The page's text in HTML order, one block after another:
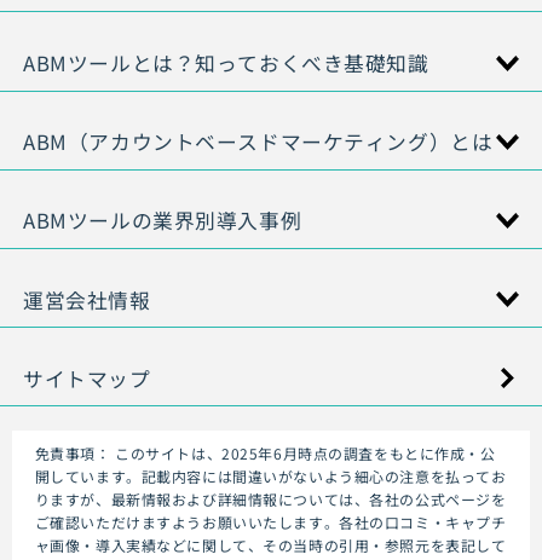
ABMツールとは？知っておくべき基礎知識
ABM（アカウントベースドマーケティング）とは
ABMツールの業界別導入事例
運営会社情報
サイトマップ
免責事項：
このサイトは、2025年6月時点の調査をもとに作成・公
開しています。記載内容には間違いがないよう細心の注意を払ってお
りますが、最新情報および詳細情報については、各社の公式ページを
ご確認いただけますようお願いいたします。各社の口コミ・キャプチ
ャ画像・導入実績などに関して、その当時の引用・参照元を表記して